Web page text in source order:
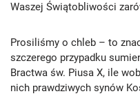
Waszej Świątobliwości
Prosiliśmy o chleb – to
szczerego przypadku
Bractwa św. Piusa X, ile
nich prawdziwych synów